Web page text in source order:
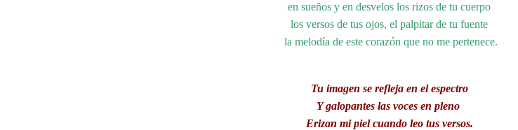
en sueños y en desvelos los rizos de tu cuerpo
los versos de tus ojos, el palpitar de tu fuente
la melodía de este corazón que no me pertenece.
Tu imagen se refleja en el espectro
Y galopantes las voces en pleno
Erizan mi piel cuando leo tus versos.